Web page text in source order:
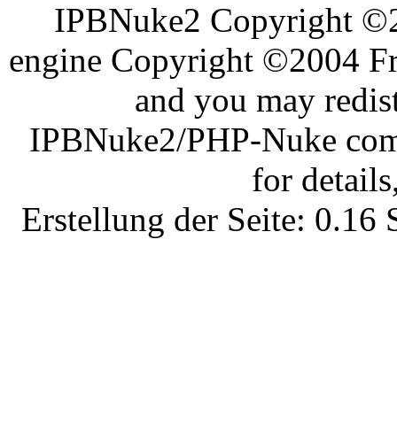
IPBNuke2 Copyright
engine Copyright ©2004
and you may
IPBNuke2/PHP-Nuke
for
Erstellung der Seite: 0.16